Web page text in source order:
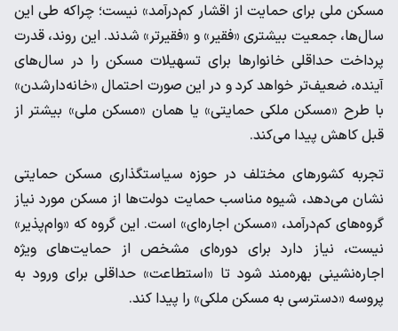
مسکن ملی برای حمایت از اقشار کم‌درآمد» نیست؛ چراکه طی این
سال‌ها، جمعیت بیشتری «فقیر» و «فقیرتر» شدند. این روند، قدرت
پرداخت حداقلی خانوارها برای تسهیلات مسکن را در سال‌های
آینده، ضعیف‌تر خواهد کرد و در این صورت احتمال «خانه‌دارشدن»
با طرح «مسکن ملکی حمایتی» یا همان «مسکن ملی» بیشتر از
قبل کاهش پیدا می‌کند.
تجربه کشورهای مختلف در حوزه سیاستگذاری مسکن حمایتی
نشان می‌دهد، شیوه مناسب حمایت دولت‌ها از مسکن مورد نیاز
گروه‌های کم‌درآمد، «مسکن اجاره‌ای» است. این گروه که «وام‌پذیر»
نیست، نیاز دارد برای دوره‌ای مشخص از حمایت‌های ویژه
اجاره‌نشینی بهره‌مند شود تا «استطاعت» حداقلی برای ورود به
پروسه «دسترسی به مسکن ملکی» را پیدا کند.